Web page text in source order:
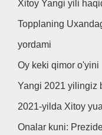
Xitoy Yangi yili
Topplaning
yordami
Oy keki qimor o'yini
Yangi 2021 yilingiz
2021-yilda Xitoy
Onalar kuni: